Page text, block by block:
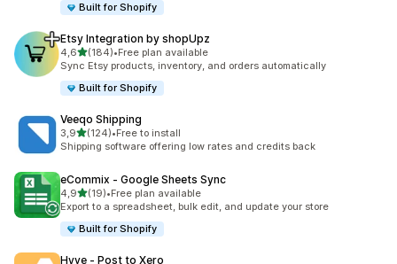
Built for Shopify
Etsy Integration by shopUpz
4,65 yıldız üzerinden
(184)
toplam 184 değerlendirme
•Free plan available
Sync Etsy products, inventory, and orders automatically
Built for Shopify
Veeqo Shipping
3,95 yıldız üzerinden
(124)
toplam 124 değerlendirme
•Free to install
Shipping software offering low rates and credits back
eCommix ‑ Google Sheets Sync
4,95 yıldız üzerinden
(19)
toplam 19 değerlendirme
•Free plan available
Export to a spreadsheet, bulk edit, and update your store
Built for Shopify
Hyve ‑ Post to Xero